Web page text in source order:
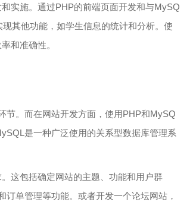
实施。通过PHP的前端页面开发和与MySQ
其他功能，如学生信息的统计和分析。使
和准确性。
节。而在网站开发方面，使用PHP和MySQ
是一种广泛使用的关系型数据库管理系
这包括确定网站的主题、功能和用户群
单管理等功能。或者开发一个论坛网站，